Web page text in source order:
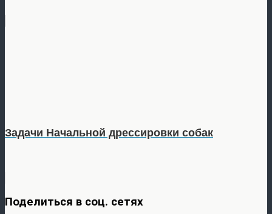
Задачи Начальной дрессировки собак
Поделиться в соц. сетях